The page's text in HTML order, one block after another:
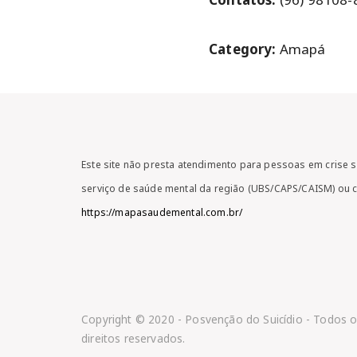
Category: Amapá
Este site não presta atendimento para pessoas em crise
serviço de saúde mental da região (UBS/CAPS/CAISM)
https://mapasaudemental.com.br/
Copyright © 2020 - Posvenção do Suicídio - Todos
direitos reservados.